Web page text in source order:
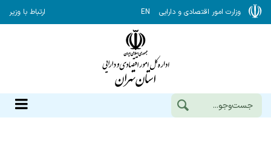
وزارت امور اقتصادی و دارایی EN ارتباط با وزیر